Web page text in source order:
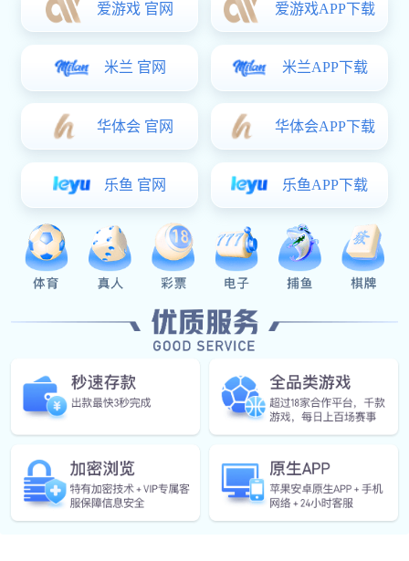
如
超高压水射流清洗设备主要用于机械、化工行业和建筑行
确选择呢
在购买超高压水射流清洗设备之前首先要明确清洗对象。
和建筑物表面等等。